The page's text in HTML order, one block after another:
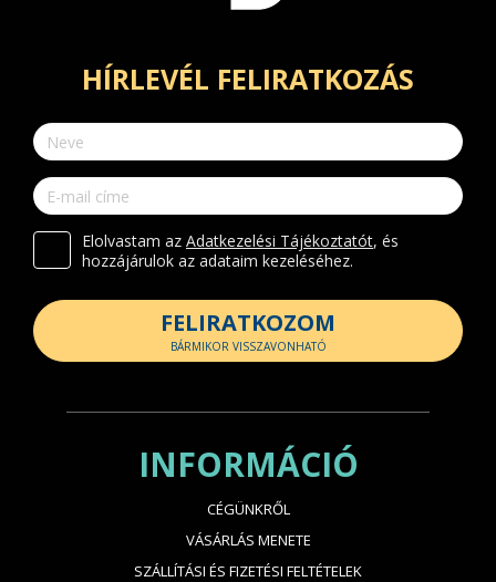
HÍRLEVÉL FELIRATKOZÁS
Elolvastam az Adatkezelési Tájékoztatót, és
hozzájárulok az adataim kezeléséhez.
FELIRATKOZOM
BÁRMIKOR VISSZAVONHATÓ
INFORMÁCIÓ
CÉGÜNKRŐL
VÁSÁRLÁS MENETE
SZÁLLÍTÁSI ÉS FIZETÉSI FELTÉTELEK